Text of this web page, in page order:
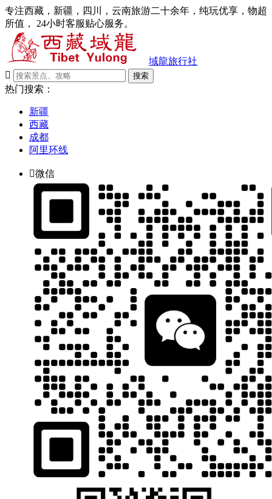
专注西藏，新疆，四川，云南旅游二十余年，纯玩优享，物超
所值， 24小时客服贴心服务。
域龍旅行社

搜索
热门搜索：
新疆
西藏
成都
阿里环线
微信